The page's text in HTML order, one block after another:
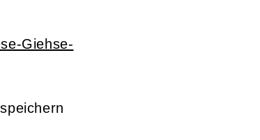
Giehse-